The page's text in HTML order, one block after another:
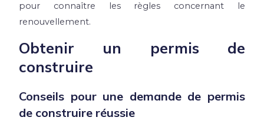
pour connaître les règles concernant le
renouvellement.
Obtenir un permis de
construire
Conseils pour une demande de permis
de construire réussie